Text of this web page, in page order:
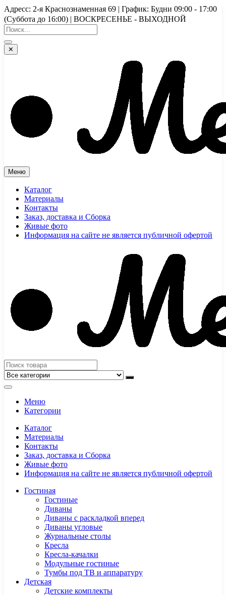
Перейти
к
содержимому
Адресс: 2-я Краснознаменная 69 | График: Будни 09:00 - 17:00
(Суббота до 16:00) | ВОСКРЕСЕНЬЕ - ВЫХОДНОЙ
✕
Меню
Каталог
Материалы
Контакты
Заказ, доставка и Сборка
Живые фото
Информация на сайте не является публичной офертой
Меню
Категории
Каталог
Материалы
Контакты
Заказ, доставка и Сборка
Живые фото
Информация на сайте не является публичной офертой
Гостиная
Гостиные
Диваны
Диваны с раскладкой вперед
Диваны угловые
Журнальные столы
Кресла
Кресла-качалки
Модульные гостиные
Тумбы под ТВ и аппаратуру
Детская
Детские комплекты